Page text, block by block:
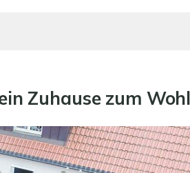
Zuhause zum